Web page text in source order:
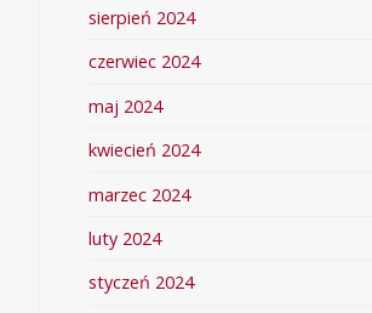
sierpień 2024
czerwiec 2024
maj 2024
kwiecień 2024
marzec 2024
luty 2024
styczeń 2024